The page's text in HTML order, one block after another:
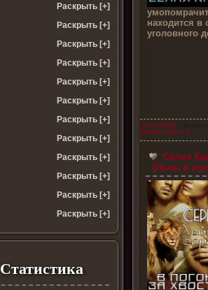
Раскрыть [+]
Раскрыть [+]
Раскрыть [+]
Раскрыть [+]
Раскрыть [+]
Раскрыть [+]
Раскрыть [+]
Раскрыть [+]
Раскрыть [+]
Раскрыть [+]
Раскрыть [+]
Раскрыть [+]
Статистика
находится в
уголовного
Селия Кайл
Комментарии (0)
Селия
(Львы в